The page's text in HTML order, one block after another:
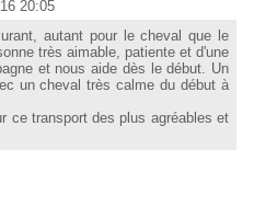
20:05
autant pour le cheval que le
très aimable, patiente et d'une
et nous aide dès le début. Un
un cheval très calme du début à
ce transport des plus agréables et